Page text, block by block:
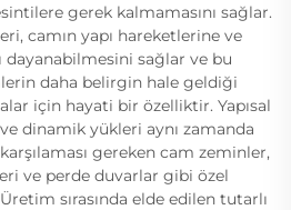
gerek kalmamasını sağlar.
camın yapı hareketlerine ve
dayanabilmesini sağlar ve bu
daha belirgin hale geldiği
için hayati bir özelliktir. Yapısal
dinamik yükleri aynı zamanda
gereken cam zeminler,
ve perde duvarlar gibi özel
sırasında elde edilen tutarlı